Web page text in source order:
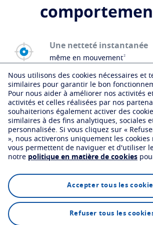
Une netteté instantanée
même en mouvement2
Une posture naturelle
en toutes circonstances
Une vision stable
dans les situations les plus
Une acuité visuelle élevée
même dans des conditions de
luminosité
Un champ panoramique
Confort durable
en vision de près .
Nous utilisons des cookies nécessaires et
similaires pour garantir le bon
Pour nous aider à améliorer nos activités
activités et celles réalisées par nos
souhaiterions également activer des
similaires à des fins analytiques, sociales
personnalisée. Si vous cliquez sur «
», nous activerons uniquement les cookies
vous permettent de naviguer et d'utiliser
notre politique en matière de cookies
Accepter tous les
Refuser tous les